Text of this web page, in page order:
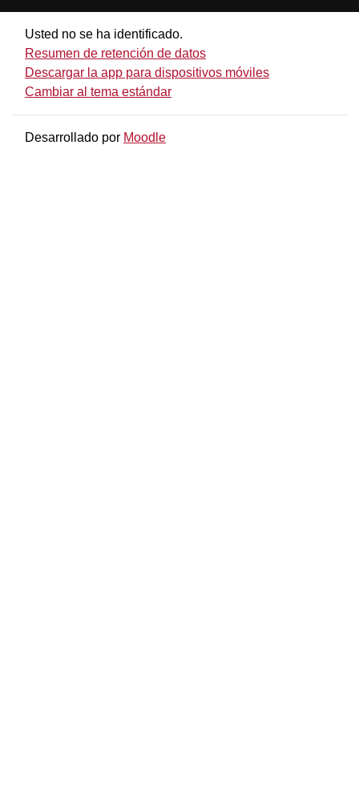
Usted no se ha identificado.
Resumen de retención de datos
Descargar la app para dispositivos móviles
Cambiar al tema estándar
Desarrollado por Moodle